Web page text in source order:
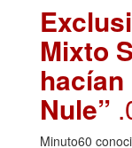
Mixto
Nule”
Minuto60